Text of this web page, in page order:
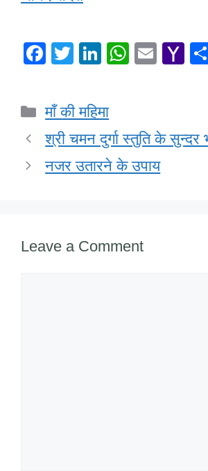
F
c
e
b
o
T
er
Li
e
dI
n
W
A
p
E
Y
o
Categories
माँ की महिमा
श्री चमन दुर्गा स्तुति के सुन्दर
नजर उतारने के उपाय
Leave a Comment